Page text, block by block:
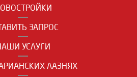
ЗАПРОС
УСЛУГИ
ЛАЗНЯХ